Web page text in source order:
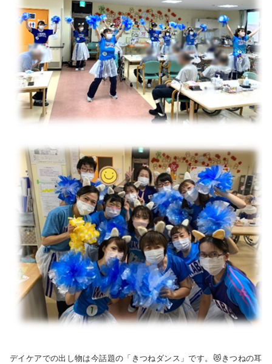
デイケアでの出し物は今話題の「きつねダンス」です。😻きつねの耳